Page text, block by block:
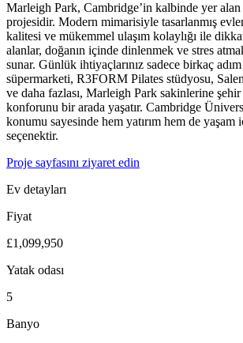
Marleigh Park, Cambridge’in kalbinde yer
projesidir. Modern mimarisiyle tasarlanmış
kalitesi ve mükemmel ulaşım kolaylığı ile
alanlar, doğanın içinde dinlenmek ve stres
sunar. Günlük ihtiyaçlarınız sadece birkaç
süpermarketi, R3FORM Pilates stüdyosu,
ve daha fazlası, Marleigh Park sakinlerine şehir
konforunu bir arada yaşatır. Cambridge
konumu sayesinde hem yatırım hem de yaşam
seçenektir.
Proje sayfasını ziyaret edin
Ev detayları
Fiyat
£1,099,950
Yatak odası
5
Banyo